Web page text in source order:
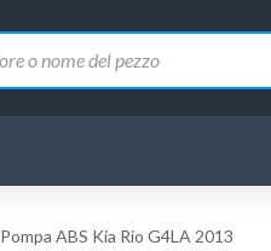
Pompa ABS Kia Rio G4LA 2013